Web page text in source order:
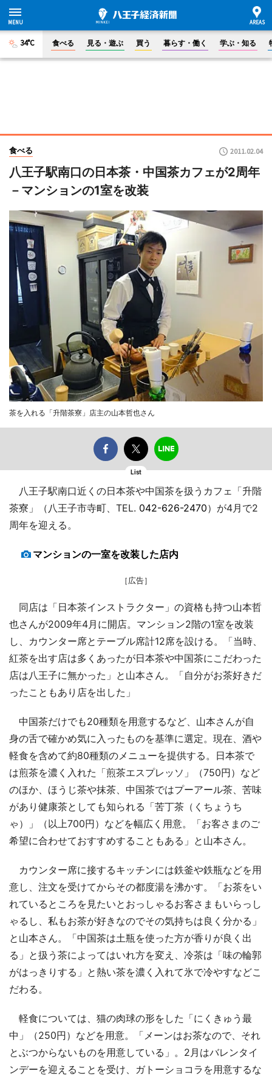
34°C 食べる 見る・遊ぶ 買う 暮らす・働く 学ぶ・知る
食べる 2011.02.04
八王子駅南口の日本茶・中国茶カフェが2周年
－マンションの1室を改装
茶を入れる「升階茶寮」店主の山本哲也さん
List
八王子駅南口近くの日本茶や中国茶を扱うカフェ「升階
茶寮」（八王子市寺町、TEL. 042-626-2470）が4月で2
周年を迎える。
マンションの一室を改装した店内
［広告］
同店は「日本茶インストラクター」の資格も持つ山本哲
也さんが2009年4月に開店。マンション2階の1室を改装
し、カウンター席とテーブル席計12席を設ける。「当時、
紅茶を出す店は多くあったが日本茶や中国茶にこだわった
店は八王子に無かった」と山本さん。「自分がお茶好きだ
ったこともあり店を出した」
中国茶だけでも20種類を用意するなど、山本さんが自
身の舌で確かめ気に入ったものを基準に選定。現在、酒や
軽食を含めて約80種類のメニューを提供する。日本茶で
は煎茶を濃く入れた「煎茶エスプレッソ」（750円）など
のほか、ほうじ茶や抹茶、中国茶ではプーアール茶、苦味
があり健康茶としても知られる「苦丁茶（くちょうち
ゃ）」（以上700円）などを幅広く用意。「お客さまのご
希望に合わせておすすめすることもある」と山本さん。
カウンター席に接するキッチンには鉄釜や鉄瓶などを用
意し、注文を受けてからその都度湯を沸かす。「お茶をい
れているところを見たいとおっしゃるお客さまもいらっし
ゃるし、私もお茶が好きなのでその気持ちは良く分かる」
と山本さん。「中国茶は土瓶を使った方が香りが良く出
る」と扱う茶によってはいれ方を変え、冷茶は「味の輪郭
がはっきりする」と熱い茶を濃く入れて氷で冷やすなどこ
だわる。
軽食については、猫の肉球の形をした「にくきゅう最
中」（250円）などを用意。「メーンはお茶なので、それ
とぶつからないものを用意している」。2月はバレンタイ
ンデーを迎えることを受け、ガトーショコラを用意するな